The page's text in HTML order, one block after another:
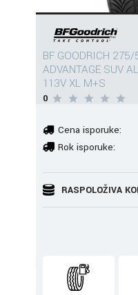
BF GOODRICH
ADVANTAGE SUV
113V XL M+S
0
Cena isporuke:
Rok isporuke:
RASPOLOŽIVA